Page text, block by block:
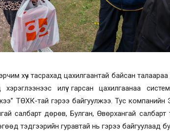
хүч тасрахад цахилгаантай байсан
илүү гарсан цахилгаанаа
ТӨХК-тай гэрээ байгуулжээ. Тус компанийн
салбарт дөрөв, Булган, Өвөрхангай салбарт
тэдгээрийн гуравтай нь гэрээ байгуулаад